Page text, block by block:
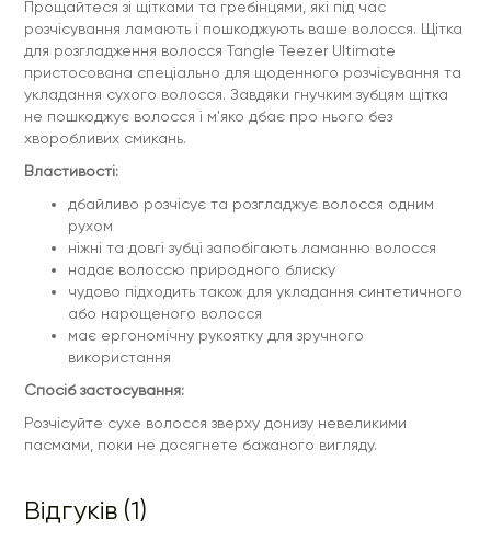
Прощайтеся зі щітками та гребінцями, які під час
розчісування ламають і пошкоджують ваше волосся. Щітка
для розгладження волосся Tangle Teezer Ultimate
пристосована спеціально для щоденного розчісування та
укладання сухого волосся. Завдяки гнучким зубцям щітка
не пошкоджує волосся і м'яко дбає про нього без
хворобливих смикань.
Властивості:
дбайливо розчісує та розгладжує волосся одним
рухом
ніжні та довгі зубці запобігають ламанню волосся
надає волоссю природного блиску
чудово підходить також для укладання синтетичного
або нарощеного волосся
має ергономічну рукоятку для зручного
використання
Спосіб застосування:
Розчісуйте сухе волосся зверху донизу невеликими
пасмами, поки не досягнете бажаного вигляду.
Відгуків (1)